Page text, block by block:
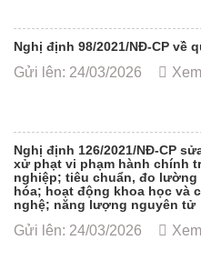
Nghị định 98/2021/NĐ-CP về
Gửi lên: 24/03/2026
Nghị định 126/2021/NĐ-CP
xử phạt vi phạm hành chính
nghiệp; tiêu chuẩn, đo
hóa; hoạt động khoa học và
nghệ; năng lượng nguyên tử
Gửi lên: 24/03/2026